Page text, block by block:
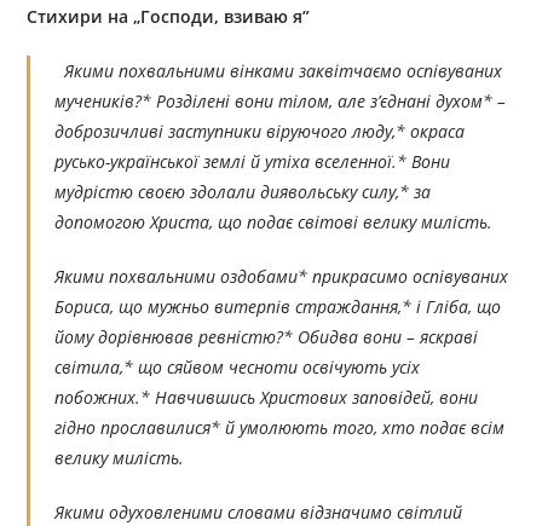
Стихири на„Господи, взиваю я”
Якими похвальними вінками заквітчаємо оспівуваних
мучеників?* Розділені вони тілом, але з’єднані духом* –
доброзичливі заступники віруючого люду,* окраса
русько-української землі й утіха вселенної.* Вони
мудрістю своєю здолали диявольську силу,* за
допомогою Христа, що подає світові велику милість.
Якими похвальними оздобами* прикрасимо оспівуваних
Бориса, що мужньо витерпів страждання,* і Гліба, що
йому дорівнював ревністю?* Обидва вони – яскраві
світила,* що сяйвом чесноти освічують усіх
побожних.* Навчившись Христових заповідей, вони
гідно прославилися* й умолюють того, хто подає всім
велику милість.
Якими одуховленими словами відзначимо світлий